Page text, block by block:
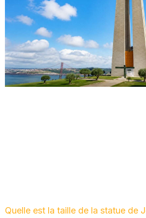
Quelle est la taille de la statue de